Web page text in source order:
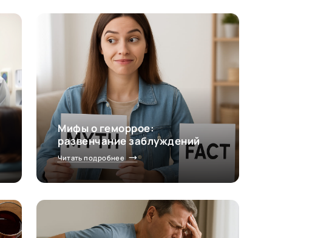
Мифы о геморрое:
развенчание заблуждений
Читать подробнее